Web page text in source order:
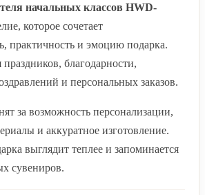
начальных классов HWD-
которое сочетает
практичность и эмоцию подарка.
благодарности,
и персональных заказов.
за возможность персонализации,
и аккуратное изготовление.
выглядит теплее и запоминается
сувениров.